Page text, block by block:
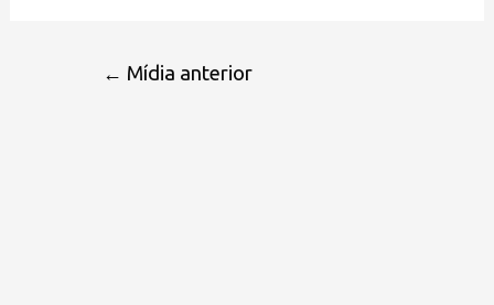
← Mídia anterior